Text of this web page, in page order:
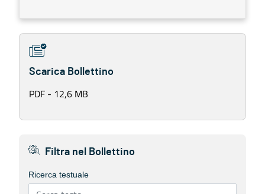
Scarica Bollettino
PDF - 12,6 MB
Filtra nel Bollettino
Ricerca testuale